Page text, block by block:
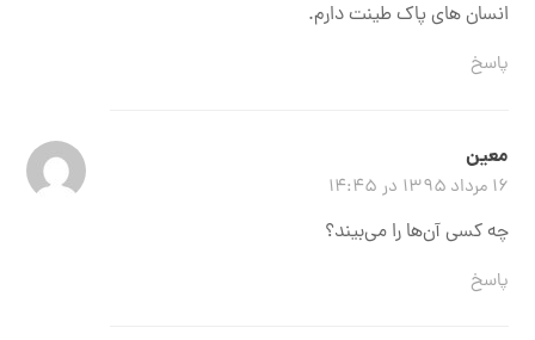
انسان های پاک طینت دارم.
پاسخ
معین
۱۶ مرداد ۱۳۹۵ در ۱۴:۴۵
چه کسی آن‌ها را می‌بیند؟
پاسخ